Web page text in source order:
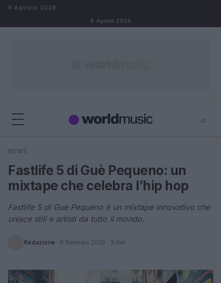
Salta al contenuto
9 Agosto 2026
9 Agosto 2026
⌕
Cerca
NEWS
Fastlife 5 di Guè Pequeno: un
mixtape che celebra l’hip hop
Fastlife 5 di Guè Pequeno è un mixtape innovativo che
unisce stili e artisti da tutto il mondo.
Redazione · 9 Gennaio 2026 · 3 min